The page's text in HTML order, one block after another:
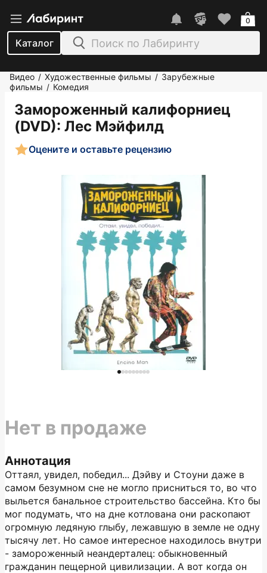
Каталог
0
Видео / Художественные фильмы / Зарубежные
фильмы / Комедия
Замороженный калифорниец
(DVD): Лес Мэйфилд
Оцените и оставьте рецензию
Аннотация
Оттаял, увидел, победил... Дэйву и Стоуни даже в
самом безумном сне не могло присниться то, во что
выльется банальное строительство бассейна. Кто бы
мог подумать, что на дне котлована они раскопают
огромную ледяную глыбу, лежавшую в земле не одну
тысячу лет. Но самое интересное находилось внутри
- замороженный неандерталец: обыкновенный
гражданин пещерной цивилизации. А вот когда он
Нет в продаже